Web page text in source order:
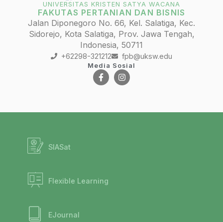
UNIVERSITAS KRISTEN SATYA WACANA
FAKUTAS PERTANIAN DAN BISNIS
Jalan Diponegoro No. 66, Kel. Salatiga, Kec.
Sidorejo, Kota Salatiga, Prov. Jawa Tengah,
Indonesia, 50711
+62298-321212 fpb@uksw.edu
Media Sosial
SIASat
Flexible Learning
EJournal